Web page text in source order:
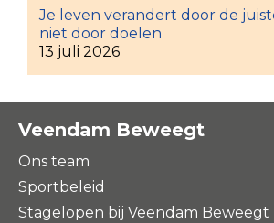
Je leven verandert door de
niet door doelen
13 juli 2026
Veendam Beweegt
Ons team
Sportbeleid
Stagelopen bij Veendam Beweegt